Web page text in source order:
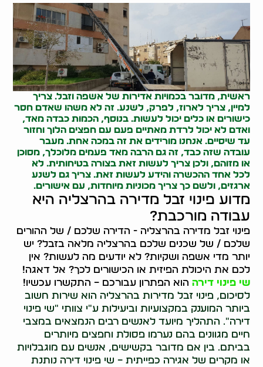
ראשית, מדובר בכמויות אדירות של אשפה וזבל. צריך
למיין, צריך לארוז, לפרק, לשנע. זה לא משהו שאדם חסר
כישורים או כלים יכול לעשות. בנוסף, הכמות כבדה מאד,
ואדם לא יכול לרדת מאתיים פעם עם חפצים הלוך וחזור
עד שיסיים. אנחנו מורידים את זה במכה אחת. מעבר
עובדה שזה כבד, זה גם הרבה מאד פעמים מלוכלך, מסוכן
או מזוהם, ולכן צריך לעשות זאת בצורה בטיחותית. לא
לכל אחד ההכשרה והידע לעשות זאת. צריך גם לשנע
ארגזים, ולשם כך צריך מכוניות מיוחדות, עם אישורים.
מדוע פינוי זבל מדירה בהרצליה היא
עבודה מורכבת?
פינוי זבל מדירה בהרצליה - הדירה שלכם / של ההורים
שלכם / של שכנים שלכם בהרצליה מלאה בזבל? יש
יותר מדי אשפה ושקיות? לא יודעים מה לעשות? אין
לכם את היכולת הפיזית או הכישורים לכך? אל דאגה!
שי פינוי דירה הוא הפתרון עבורכם – התקשרו עכשיו!
לסיכום, פינוי זבל מדירות בהרצליה הוא שירות חשוב
ביותר המוענק במקצועיות וביעילות ע"י צוותי "שי פינוי
דירה". התהליך מיועד לאנשים רבים הנמצאים במצבי
חיים מגוונים בהם נערמו פסולת וחפצים מיותרים
בביתם. בין אם מדובר בקשישים, אנשים עם מוגבלויות
או מקרים של אגירה כפייתית – שי פינוי דירה נותנת